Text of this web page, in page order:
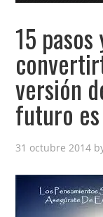
15
versión
futuro
31 octubre 2014